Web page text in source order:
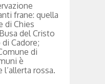
frane: quella
di Chies
del Cristo
Cadore;
di
è
rossa.